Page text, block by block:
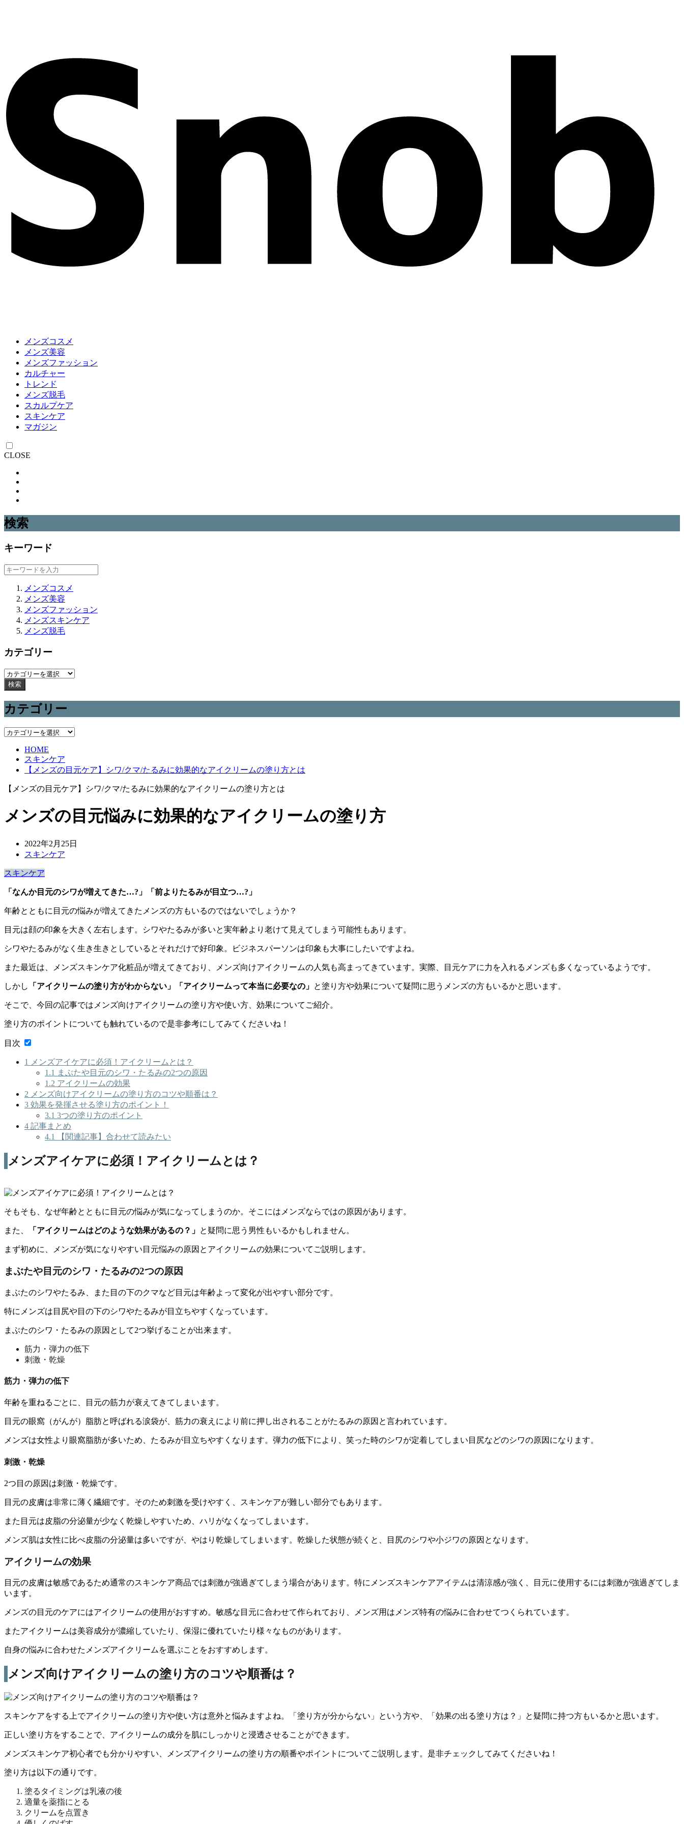
メンズコスメ
メンズ美容
メンズファッション
カルチャー
トレンド
メンズ脱毛
スカルプケア
スキンケア
マガジン
CLOSE
検索
キーワード
メンズコスメ
メンズ美容
メンズファッション
メンズスキンケア
メンズ脱毛
カテゴリー
検索
カテゴリー
カ
HOME
スキンケア
【メンズの目元ケア】シワ/クマ/たるみに効果的なアイクリームの塗り方とは
【メンズの目元ケア】シワ/クマ/たるみに効果的なアイクリームの塗り方とは
メンズの目元悩みに効果的なアイクリームの塗り方
2022年2月25日
スキンケア
スキンケア
「なんか目元のシワが増えてきた…?」「前よりたるみが目立つ…?」
年齢とともに目元の悩みが増えてきたメンズの方もいるのではないでしょうか？
目元は顔の印象を大きく左右します。 シワやたるみが多いと実年齢より老けて見えてしまう可能性もあります。
シワやたるみがなく生き生きとしているとそれだけで好印象。ビジネスパーソンは印象も大事にしたいですよね。
また最近は、メンズスキンケア化粧品が増えてきており、メンズ向けアイクリームの人気も高まってきています。実際、目元ケアに力を入れるメンズも多くなっているようです。
しかし 「アイクリームの塗り方がわからない」「アイクリームって本当に必要なの」 と塗り方や効果について疑問に思うメンズの方もいるかと思います。
そこで、今回の記事では メンズ向けアイクリームの塗り方や使い方、効果についてご紹介。
塗り方のポイントについても触れているので是非参考にしてみてくださいね！
目次
1
メンズアイケアに必須！アイクリームとは？
1.1 まぶたや目元のシワ・たるみの2つの原因
1.2 アイクリームの効果
2 メンズ向けアイクリームの塗り方のコツや順番は？
3 効果を発揮させる塗り方のポイント！
3.1 3つの塗り方のポイント
4 記事まとめ
4.1
【関連記事】合わせて読みたい
メンズアイケアに必須！アイクリームとは？
そもそも、なぜ年齢とともに目元の悩みが気になってしまうのか。そこにはメンズならではの原因があります。
また、 「アイクリームはどのような効果があるの？」 と疑問に思う男性もいるかもしれません。
まず初めに、メンズが気になりやすい 目元悩みの原因とアイクリームの効果についてご説明します。
まぶたや目元のシワ・たるみの2つの原因
まぶたのシワやたるみ、また目の下のクマなど目元は年齢よって変化が出やすい部分です。
特にメンズは目尻や目の下のシワやたるみが目立ちやすくなっています。
まぶたのシワ・たるみの原因として2つ挙げることが出来ます。
筋力・弾力の低下
刺激・乾燥
筋力・弾力の低下
年齢を重ねるごとに、目元の筋力が衰えてきてしまいます。
目元の眼窩（がんが）脂肪と呼ばれる涙袋が、筋力の衰えにより前に押し出されることがたるみの原因と言われています。
メンズは女性より眼窩脂肪が多いため、たるみが目立ちやすくなります。弾力の低下により、笑った時のシワが定着してしまい目尻などのシワの原因になります。
刺激・乾燥
2つ目の原因は刺激・乾燥です。
目元の皮膚は非常に薄く繊細です。そのため刺激を受けやすく、スキンケアが難しい部分でもあります。
また目元は皮脂の分泌量が少なく乾燥しやすいため、ハリがなくなってしまいます。
メンズ肌は女性に比べ皮脂の分泌量は多いですが、やはり乾燥してしまいます。乾燥した状態が続くと、目尻のシワや小ジワの原因となります。
アイクリームの効果
目元の皮膚は敏感であるため通常のスキンケア商品では刺激が強過ぎてしまう場合があります。特にメンズスキンケアアイテムは清涼感が強く、目元に使用するには刺激が強過ぎてしま
います。
メンズの目元のケアにはアイクリームの使用がおすすめ。 敏感な目元に合わせて作られており、メンズ用はメンズ特有の悩みに合わせてつくられています。
またアイクリームは美容成分が濃縮していたり、保湿に優れていたり様々なものがあります。
自身の悩みに合わせたメンズアイクリームを選ぶことをおすすめします。
メンズ向けアイクリームの塗り方のコツや順番は？
スキンケアをする上でアイクリームの塗り方や使い方は意外と悩みますよね。「塗り方が分からない」という方や、「効果の出る塗り方は？」と疑問に持つ方もいるかと思います。
正しい塗り方をすることで、アイクリームの成分を肌にしっかりと浸透させることができます。
メンズスキンケア初心者でも分かりやすい、 メンズアイクリームの塗り方の順番やポイントについてご説明します。 是非チェックしてみてくださいね！
塗り方は以下の通りです。
塗るタイミングは乳液の後
適量を薬指にとる
クリームを点置き